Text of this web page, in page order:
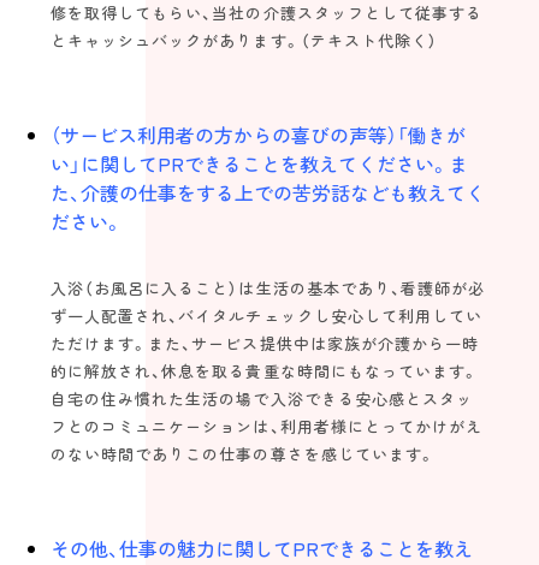
修を取得してもらい、当社の介護スタッフとして従事する
とキャッシュバックがあります。（テキスト代除く）
（サービス利用者の方からの喜びの声等）「働きが
い」に関してPRできることを教えてください。ま
た、介護の仕事をする上での苦労話なども教えてく
ださい。
入浴（お風呂に入ること）は生活の基本であり、看護師が必
ず一人配置され、バイタルチェックし安心して利用してい
ただけます。また、サービス提供中は家族が介護から一時
的に解放され、休息を取る貴重な時間にもなっています。
自宅の住み慣れた生活の場で入浴できる安心感とスタッ
フとのコミュニケーションは、利用者様にとってかけがえ
のない時間でありこの仕事の尊さを感じています。
その他、仕事の魅力に関してPRできることを教え